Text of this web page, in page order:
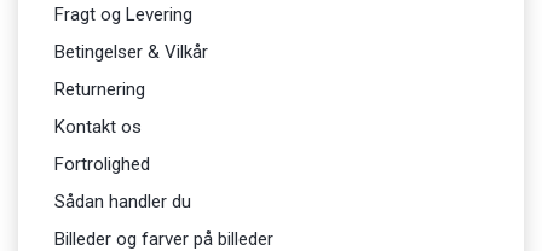
Fragt og Levering
Betingelser & Vilkår
Returnering
Kontakt os
Fortrolighed
Sådan handler du
Billeder og farver på billeder